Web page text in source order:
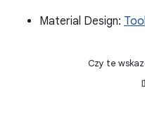
Material Design:
Czy te